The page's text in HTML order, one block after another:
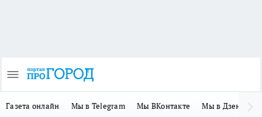
Газета онлайн Мы в Telegram Мы ВКонтакте Мы в Дзене